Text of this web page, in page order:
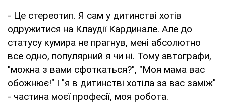
- Це стереотип. Я сам у дитинстві хотів
одружитися на Клаудії Кардинале. Але до
статусу кумира не прагнув, мені абсолютно
все одно, популярний я чи ні. Тому автографи,
"можна з вами сфоткаться?", "Моя мама вас
обожнює!" І "я в дитинстві хотіла за вас заміж"
- частина моєї професії, моя робота.